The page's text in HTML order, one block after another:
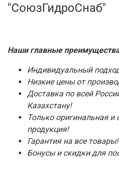
"СоюзГидроСнаб"
Наши главные
Индивидуальный
Низкие цены от
Доставка по всей
Казахстану!
Только оригинальная и
продукция!
Гарантия на все товары!
Бонусы и скидки для